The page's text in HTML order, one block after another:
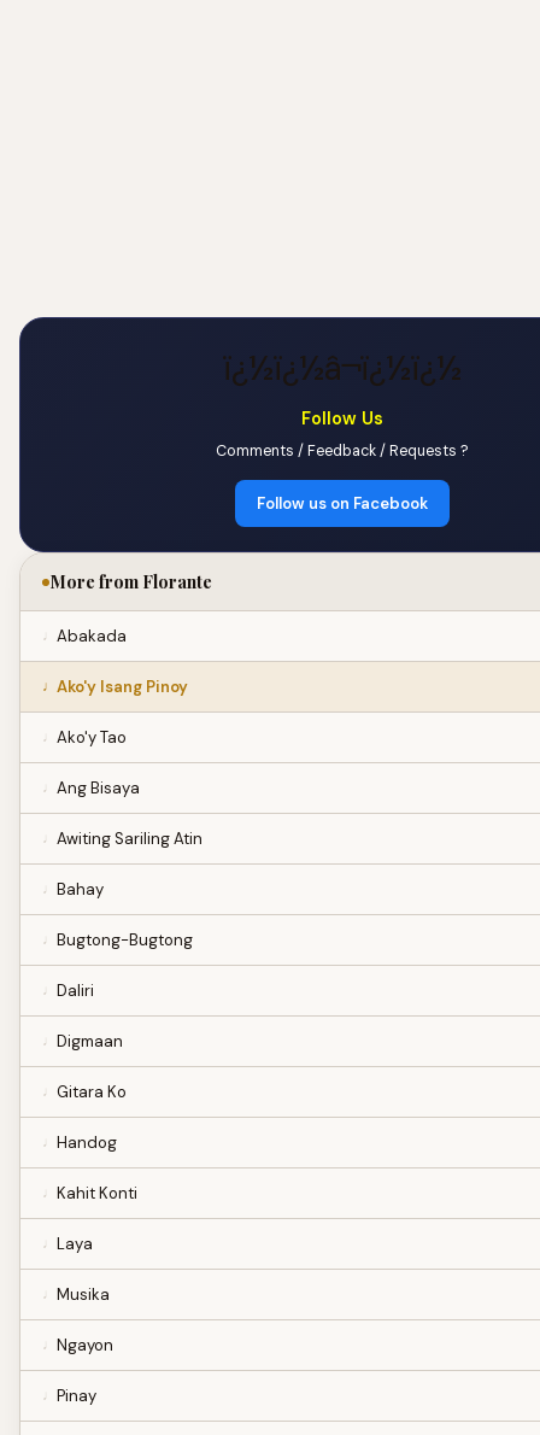
ï¿½ï¿½â¬ï¿½ï¿½
Follow Us
Comments / Feedback / Requests ?
Follow us on Facebook
More from Florante
Abakada
Ako'y Isang Pinoy
Ako'y Tao
Ang Bisaya
Awiting Sariling Atin
Bahay
Bugtong-Bugtong
Daliri
Digmaan
Gitara Ko
Handog
Kahit Konti
Laya
Musika
Ngayon
Pinay